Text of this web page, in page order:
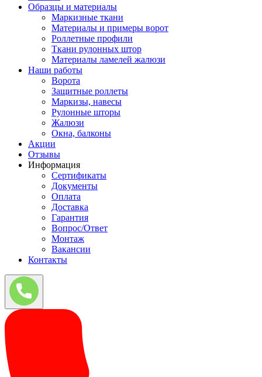
Образцы и материалы
Маркизные ткани
Материалы и примеры ворот
Роллетные профили
Ткани рулонных штор
Материалы ламелей жалюзи
Наши работы
Ворота
Защитные роллеты
Маркизы, навесы
Рулонные шторы
Жалюзи
Окна, балконы
Акции
Отзывы
Информация
Сертификаты
Документы
Оплата
Доставка
Гарантия
Вопрос/Ответ
Монтаж
Вакансии
Контакты